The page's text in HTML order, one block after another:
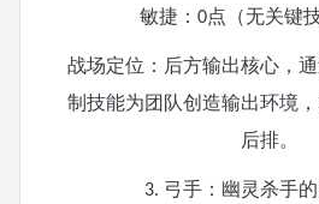
敏捷： 0点（无关键
战场定位：后方输出核心，
制技能为团队创造输出环境
后排。
3. 弓手：幽灵杀手